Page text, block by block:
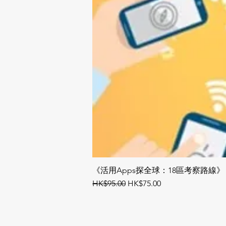
《活用Apps探全球：18區考察路線》
一般價格
HK$95.00 促銷價格
HK$75.00